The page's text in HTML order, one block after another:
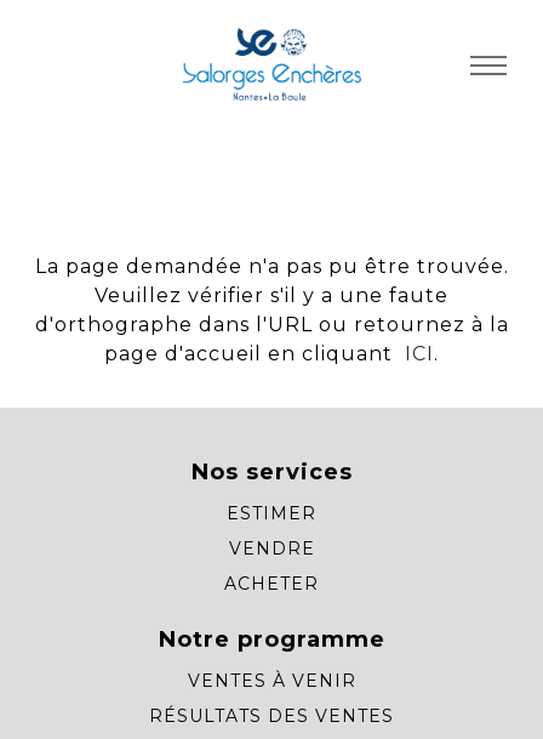
La page demandée n'a pas pu être trouvée.
Veuillez vérifier s'il y a une faute
d'orthographe dans l'URL ou retournez à la
page d'accueil en cliquant
ICI .
Nos services
ESTIMER
VENDRE
ACHETER
Notre programme
VENTES À VENIR
RÉSULTATS DES VENTES